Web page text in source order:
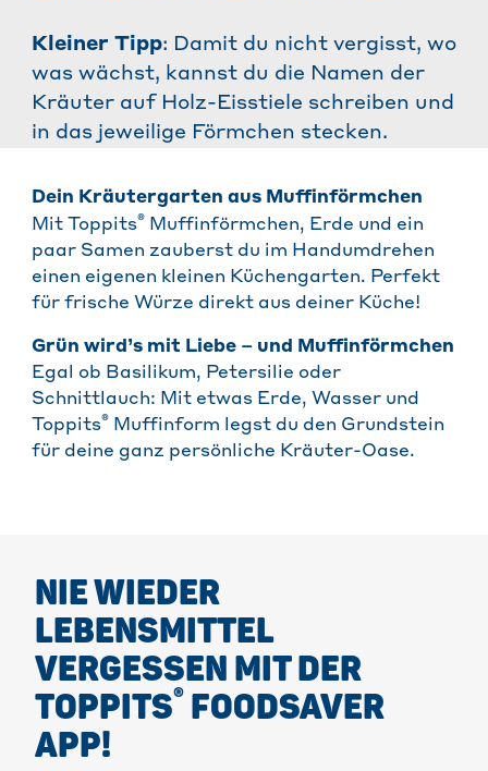
Kleiner Tipp: Damit du nicht vergisst, wo
was wächst, kannst du die Namen der
Kräuter auf Holz-Eisstiele schreiben und
in das jeweilige Förmchen stecken.
Dein Kräutergarten aus Muffinförmchen
Mit Toppits® Muffinförmchen, Erde und ein
paar Samen zauberst du im Handumdrehen
einen eigenen kleinen Küchengarten. Perfekt
für frische Würze direkt aus deiner Küche!
Grün wird’s mit Liebe – und Muffinförmchen
Egal ob Basilikum, Petersilie oder
Schnittlauch: Mit etwas Erde, Wasser und
Toppits® Muffinform legst du den Grundstein
für deine ganz persönliche Kräuter-Oase.
NIE WIEDER
LEBENSMITTEL
VERGESSEN MIT DER
TOPPITS® FOODSAVER
APP!